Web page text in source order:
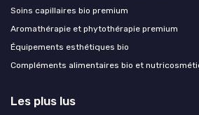
Soins capillaires bio premium
Aromathérapie et phytothérapie premium
Équipements esthétiques bio
Compléments alimentaires bio et
Les plus lus